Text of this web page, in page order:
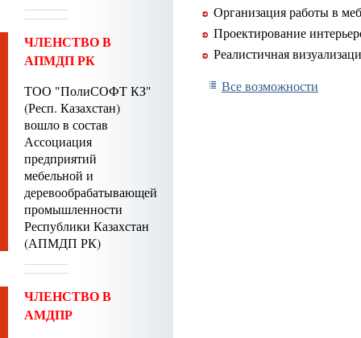
ЧЛЕНСТВО В
АПМДП РК
ТОО "ПолиСОФТ КЗ"
(Респ. Казахстан)
вошло в состав
Ассоциация
предприятий
мебельной и
деревообрабатывающей
промышленности
Республики Казахстан
(АПМДП РК)
ЧЛЕНСТВО В
АМДПР
Организация работы в
Проектирование
Реалистичная
Все возможности